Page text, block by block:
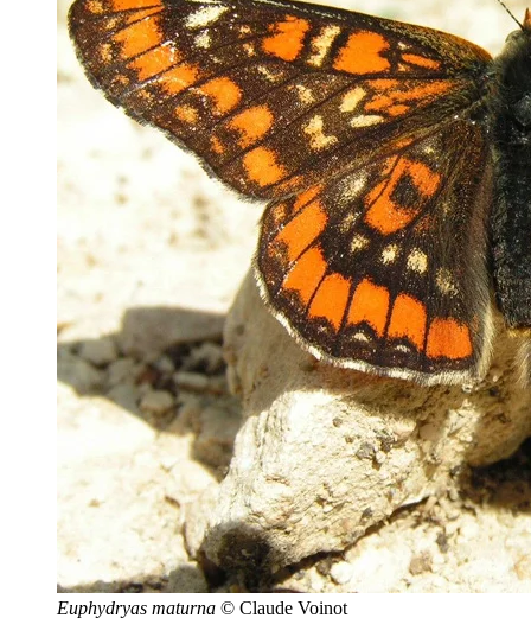
Euphydryas maturna © Claude Voinot